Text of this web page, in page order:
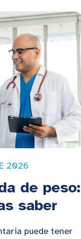
2026
de peso:
saber
puede tener